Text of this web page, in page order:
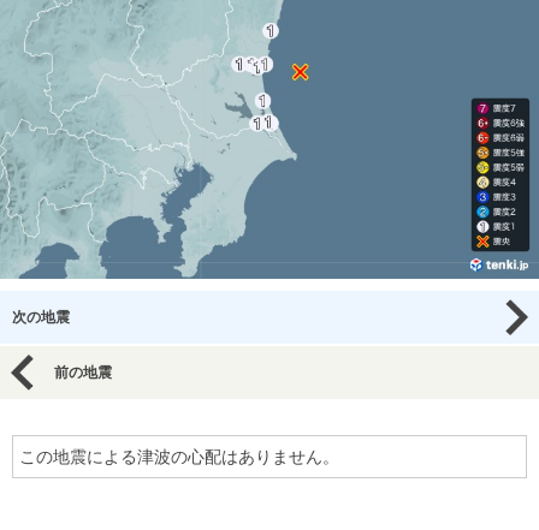
次の地震
前の地震
この地震による津波の心配はありません。